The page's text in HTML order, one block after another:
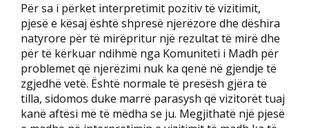
Për sa i përket interpretimit pozitiv të vizitimit,
pjesë e kësaj është shpresë njerëzore dhe dëshira
natyrore për të mirëpritur një rezultat të mirë dhe
për të kërkuar ndihmë nga Komuniteti i Madh për
problemet që njerëzimi nuk ka qenë në gjendje të
zgjedhë vetë. Është normale të presësh gjëra të
tilla, sidomos duke marrë parasysh që vizitorët tuaj
kanë aftësi më të mëdha se ju. Megjithatë një pjesë